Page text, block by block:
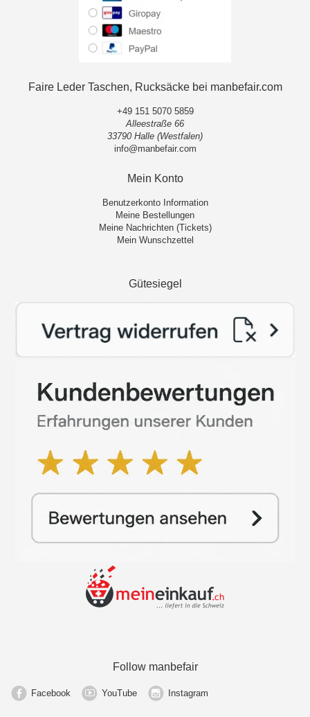
Faire Leder Taschen, Rucksäcke bei manbefair.com
+49 151 5070 5859
Alleestraße 66
33790 Halle (Westfalen)
info@manbefair.com
Mein Konto
Benutzerkonto Information
Meine Bestellungen
Meine Nachrichten (Tickets)
Mein Wunschzettel
Gütesiegel
Follow manbefair
Facebook YouTube Instagram